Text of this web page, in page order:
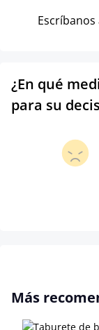
Escríbanos
¿En qué
para su
Omitir la galería
Más